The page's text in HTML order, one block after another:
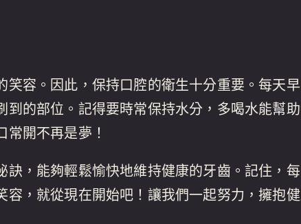
容。因此，保持口腔的衛生十分重要。每天
的部位。記得要時常保持水分，多喝水能幫
常開不再是夢！
訣，能夠輕鬆愉快地維持健康的牙齒。記住，
，就從現在開始吧！讓我們一起努力，擁抱健